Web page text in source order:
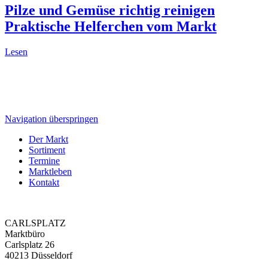
Pilze und Gemüse richtig reinigen
Praktische Helferchen vom Markt
Lesen
Navigation überspringen
Der Markt
Sortiment
Termine
Marktleben
Kontakt
CARLSPLATZ
Marktbüro
Carlsplatz 26
40213 Düsseldorf